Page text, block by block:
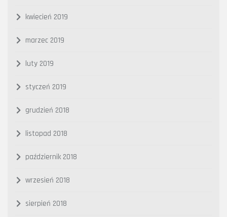
kwiecień 2019
marzec 2019
luty 2019
styczeń 2019
grudzień 2018
listopad 2018
październik 2018
wrzesień 2018
sierpień 2018